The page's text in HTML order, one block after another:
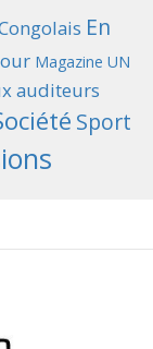
En
Magazine UN
auditeurs
Sport